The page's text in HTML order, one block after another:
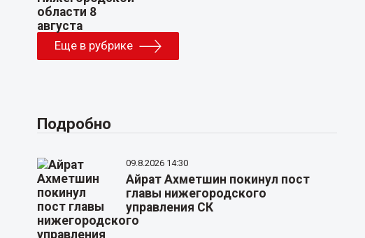
Еще в рубрике
Подробно
09.8.2026 14:30
Айрат Ахметшин покинул пост
главы нижегородского
управления СК